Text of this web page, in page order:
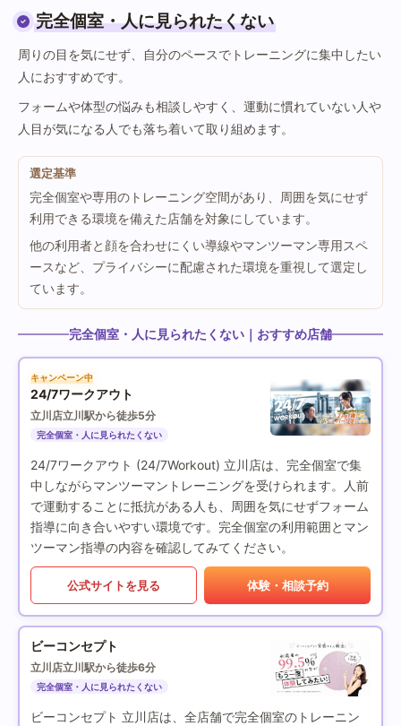
完全個室・人に見られたくない
周りの目を気にせず、自分のペースでトレーニングに集中したい
人におすすめです。
フォームや体型の悩みも相談しやすく、運動に慣れていない人や
人目が気になる人でも落ち着いて取り組めます。
選定基準
完全個室や専用のトレーニング空間があり、周囲を気にせず
利用できる環境を備えた店舗を対象にしています。
他の利用者と顔を合わせにくい導線やマンツーマン専用スペ
ースなど、プライバシーに配慮された環境を重視して選定し
ています。
完全個室・人に見られたくない｜おすすめ店舗
キャンペーン中
24/7ワークアウト
立川店立川駅から徒歩5分
完全個室・人に見られたくない
24/7ワークアウト (24/7Workout) 立川店は、完全個室で集
中しながらマンツーマントレーニングを受けられます。人前
で運動することに抵抗がある人も、周囲を気にせずフォーム
指導に向き合いやすい環境です。完全個室の利用範囲とマン
ツーマン指導の内容を確認してみてください。
公式サイトを見る 体験・相談予約
ビーコンセプト
立川店立川駅から徒歩6分
完全個室・人に見られたくない
ビーコンセプト 立川店は、全店舗で完全個室のトレーニン